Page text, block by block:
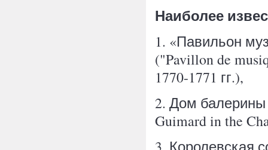
Наиболее
1. «Павильон
("Pavillon de
1770-1771 гг.),
2. Дом
Guimard in the